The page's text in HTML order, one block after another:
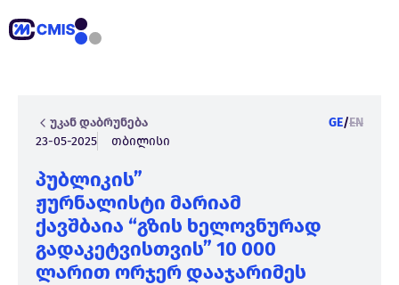
უკან დაბრუნება GE/EN
23-05-2025
თბილისი
პუბლიკის”
ჟურნალისტი მარიამ
ქავშბაია “გზის ხელოვნურად
გადაკეტვისთვის” 10 000
ლარით ორჯერ დააჯარიმეს